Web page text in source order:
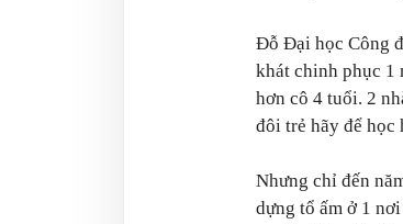
Đỗ Đại học Công
khát chinh phục 1
hơn cô 4 tuổi. 2
đôi trẻ hãy để học
Nhưng chỉ đến
dựng tổ ấm ở 1